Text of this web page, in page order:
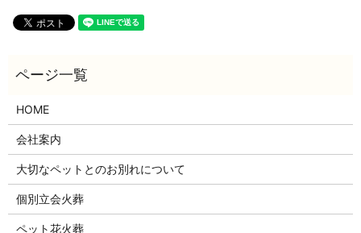
HOME
会社案内
大切なペットとのお別れについて
個別立会火葬
ペット花火葬